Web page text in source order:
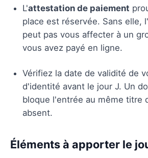
L'attestation de paiement
place est réservée. Sans elle,
peut pas vous affecter à un
vous avez payé en ligne.
Vérifiez la date de validité de
d'identité avant le jour J. Un
bloque l'entrée au même titre
absent.
Éléments à apporter le